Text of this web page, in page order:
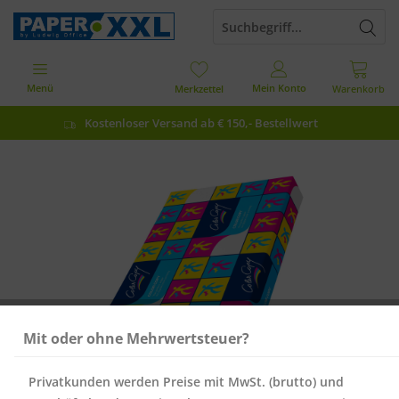
Kostenloser Versand ab € 150,- Bestellwert
Warenkorb
Merkzettel Mein Konto
Menü
Mit oder ohne Mehrwertsteuer?
Privatkunden werden Preise mit MwSt. (brutto) und